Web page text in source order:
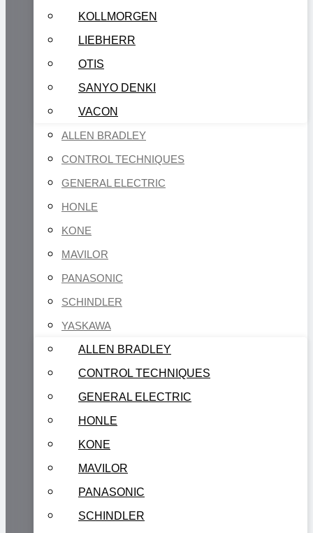
KOLLMORGEN
LIEBHERR
OTIS
SANYO DENKI
VACON
ALLEN BRADLEY
CONTROL TECHNIQUES
GENERAL ELECTRIC
HONLE
KONE
MAVILOR
PANASONIC
SCHINDLER
YASKAWA
ALLEN BRADLEY
CONTROL TECHNIQUES
GENERAL ELECTRIC
HONLE
KONE
MAVILOR
PANASONIC
SCHINDLER